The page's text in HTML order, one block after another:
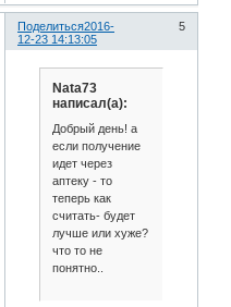
Поделиться 5
2016-
12-23 14:13:05
Nata73
написал(а):
Добрый день! а
если получение
идет через
аптеку - то
теперь как
считать- будет
лучше или хуже?
что то не
понятно..